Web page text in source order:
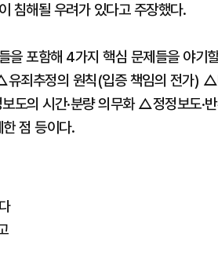
침해될 우려가 있다고 주장했다.
을 포함해 4가지 핵심 문제들을 야기
죄추정의 원칙(입증 책임의 전가) △
도의 시간·분량 의무화 △정정보도·
점 등이다.